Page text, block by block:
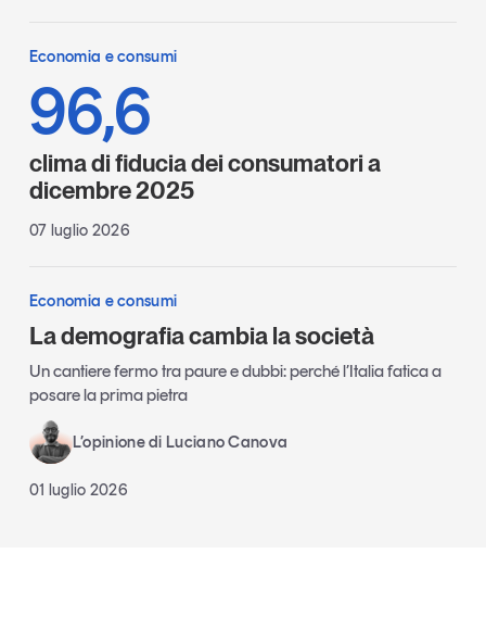
Economia e consumi
96,6
clima di fiducia dei consumatori a
dicembre 2025
07 luglio 2026
Economia e consumi
La demografia cambia la società
Un cantiere fermo tra paure e dubbi: perché l’Italia fatica a
posare la prima pietra
L’opinione di Luciano Canova
01 luglio 2026